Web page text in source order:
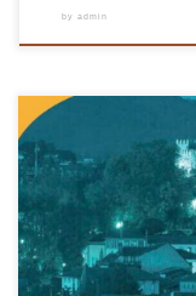
by admin
Guimarães acolheu um
dados nos passados dias 12 a
portugueses e estrangeiros,
Engenharia da UMinho,